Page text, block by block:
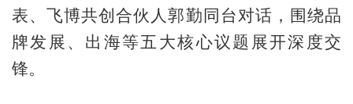
表、飞博共创合伙人郭勤同台对话，围绕品
牌发展、出海等五大核心议题展开深度交
锋。